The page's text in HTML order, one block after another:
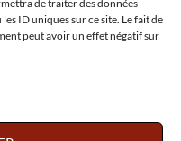
de traiter des données
ID uniques sur ce site. Le fait de
peut avoir un effet négatif sur